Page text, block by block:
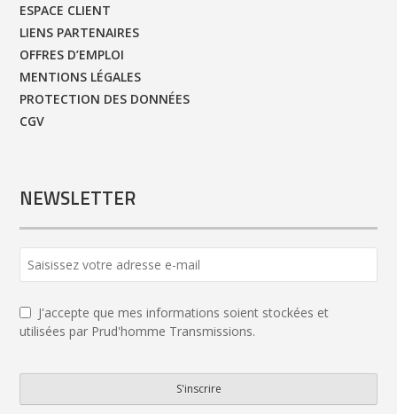
ESPACE CLIENT
LIENS PARTENAIRES
OFFRES D’EMPLOI
MENTIONS LÉGALES
PROTECTION DES DONNÉES
CGV
NEWSLETTER
J'accepte que mes informations soient stockées et
utilisées par Prud'homme Transmissions.
S'inscrire